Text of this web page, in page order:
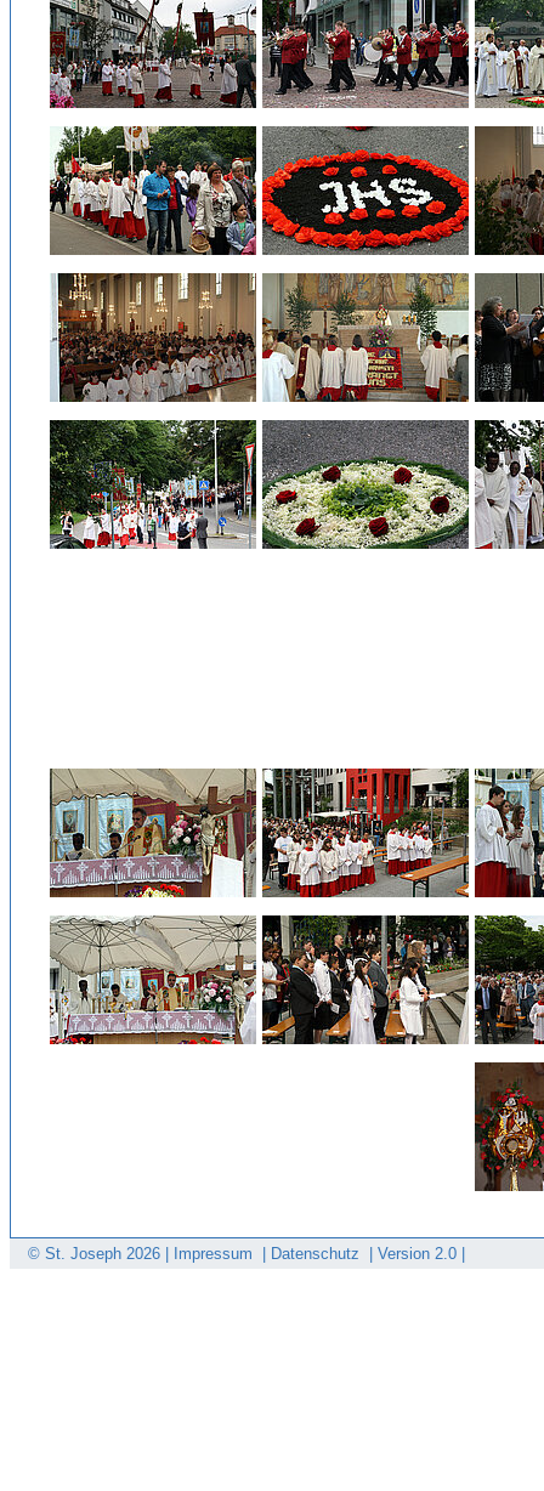
© St. Joseph 2026 | Impressum Datenschutz Version 2.0 |